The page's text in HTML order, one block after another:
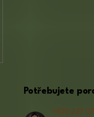
Potřebujete
+420 227